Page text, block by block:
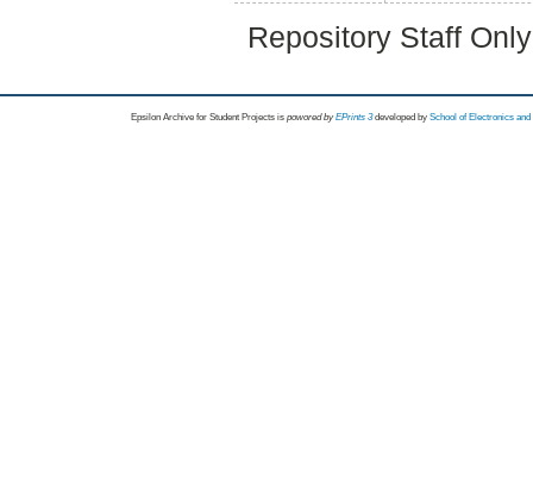
Repository Staff
Epsilon Archive for Student Projects is powored byEPrints 3 developed by School of Electronics